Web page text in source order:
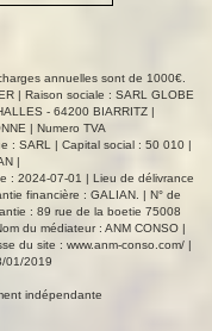
annuelles sont de 1000€.
| Raison sociale : SARL GLOBE
- 64200 BIARRITZ |
| Numero TVA
: SARL | Capital social : 50 010 |
|
: 2024-07-01 | Lieu de délivrance
financière : GALIAN. | N° de
: 89 rue de la boetie 75008
du médiateur : ANM CONSO |
du site : www.anm-conso.com/|
01/2019
indépendante